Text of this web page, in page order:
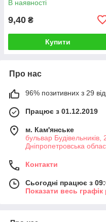
В наявності
9,40 ₴
Купити
Про нас
96% позитивних з 29
Працює з 01.12.2019
м. Кам'янське
бульвар
Дніпропетровська
Контакти
Сьогодні працює з
Показати весь графік